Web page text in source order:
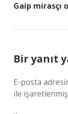
Gaip mirasçı
Bir yanıt
E-posta
ile